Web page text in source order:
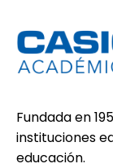
Fundada en
instituciones
educación.